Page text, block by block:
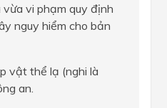
vừa vi phạm quy định
nguy hiểm cho bản
vật thể lạ (nghi là
an.